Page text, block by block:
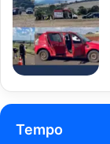
Tempo